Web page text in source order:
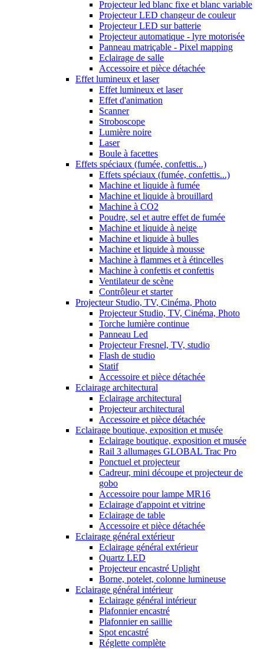
Projecteur led blanc fixe et blanc variable
Projecteur LED changeur de couleur
Projecteur LED sur batterie
Projecteur automatique - lyre motorisée
Panneau matriçable - Pixel mapping
Eclairage de salle
Accessoire et pièce détachée
Effet lumineux et laser
Effet lumineux et laser
Effet d'animation
Scanner
Stroboscope
Lumière noire
Laser
Boule à facettes
Effets spéciaux (fumée, confettis...)
Effets spéciaux (fumée, confettis...)
Machine et liquide à fumée
Machine et liquide à brouillard
Machine à CO2
Poudre, sel et autre effet de fumée
Machine et liquide à neige
Machine et liquide à bulles
Machine et liquide à mousse
Machine à flammes et à étincelles
Machine à confettis et confettis
Ventilateur de scène
Contrôleur et starter
Projecteur Studio, TV, Cinéma, Photo
Projecteur Studio, TV, Cinéma, Photo
Torche lumière continue
Panneau Led
Projecteur Fresnel, TV, studio
Flash de studio
Statif
Accessoire et pièce détachée
Eclairage architectural
Eclairage architectural
Projecteur architectural
Accessoire et pièce détachée
Eclairage boutique, exposition et musée
Eclairage boutique, exposition et musée
Rail 3 allumages GLOBAL Trac Pro
Ponctuel et projecteur
Cadreur, mini découpe et projecteur de
gobo
Accessoire pour lampe MR16
Eclairage d'appoint et vitrine
Eclairage de table
Accessoire et pièce détachée
Eclairage général extérieur
Eclairage général extérieur
Quartz LED
Projecteur encastré Uplight
Borne, potelet, colonne lumineuse
Eclairage général intérieur
Eclairage général intérieur
Plafonnier encastré
Plafonnier en saillie
Spot encastré
Réglette complète